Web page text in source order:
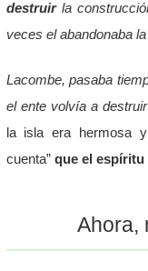
destruirla
veces el abandonaba
Lacombe, pasaba
el ente volvía a
la isla era hermosa
cuenta” que el espíritu
Ahora,